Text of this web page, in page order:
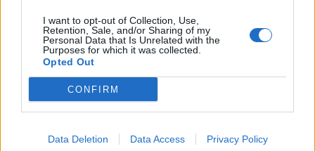
I want to opt-out of Collection, Use,
Retention, Sale, and/or Sharing of my
Personal Data that Is Unrelated with the
Purposes for which it was collected.
Opted Out
CONFIRM
Data Deletion Data Access Privacy Policy
Alessandro Preziosi Il
protagonista del «Sangue dei
vinti» racconta il suo
personaggio «Io, partigiano che
uccide senza capire»